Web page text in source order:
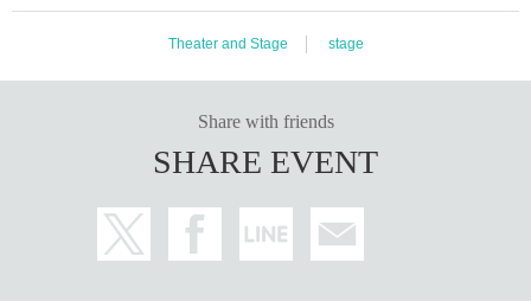
Theater and Stage stage
Share with friends
SHARE EVENT